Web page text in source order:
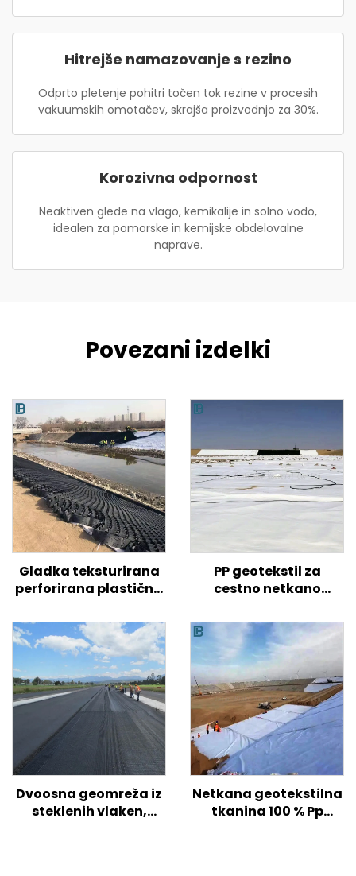
Hitrejše namazovanje s rezino
Odprto pletenje pohitri točen tok rezine v procesih
vakuumskih omotačev, skrajša proizvodnjo za 30%.
Korozivna odpornost
Neaktiven glede na vlago, kemikalije in solno vodo,
idealen za pomorske in kemijske obdelovalne
naprave.
Povezani izdelki
Gladka teksturirana
perforirana plastična
ojačitev tal na
cestah/hribih/pobočjih
PP geotekstil za
cestno netkano
cena za cestno
ojačano kmetijsko
gradnjo
Dvoosna geomreža iz
steklenih vlaken,
Netkana geotekstilna
tkanina 100 % Pp